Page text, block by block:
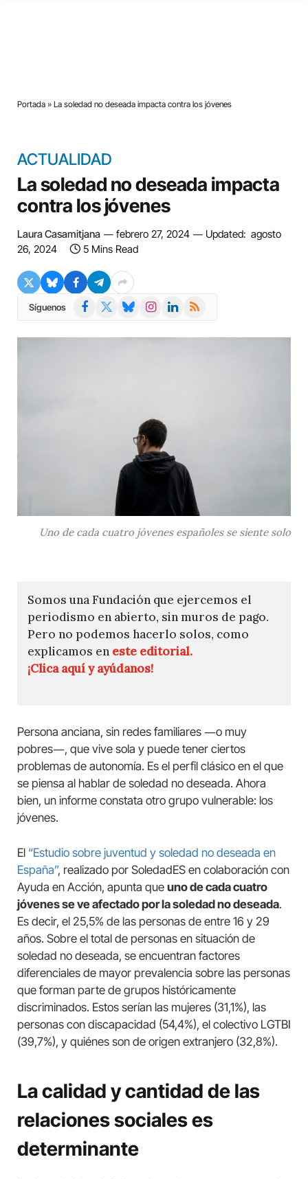
Portada » La soledad no deseada impacta contra los jóvenes
ACTUALIDAD
La soledad no deseada impacta
contra los jóvenes
Laura Casamitjana febrero 27, 2024 Updated: agosto
26, 2024
5 Mins Read
Síguenos Facebook BlueskyInstagramLinkedIn
RSS
Uno de cada cuatro jóvenes españoles se siente solo
Somos una Fundación que ejercemos el
periodismo en abierto, sin muros de pago.
Pero no podemos hacerlo solos, como
explicamos en este editorial.
¡Clica aquí y ayúdanos!
Persona anciana, sin redes familiares ―o muy
pobres―, que vive sola y puede tener ciertos
problemas de autonomía. Es el perfil clásico en el que
se piensa al hablar de soledad no deseada. Ahora
bien, un informe constata otro grupo vulnerable: los
jóvenes.
El “Estudio sobre juventud y soledad no deseada en
España”, realizado por SoledadES en colaboración con
Ayuda en Acción, apunta que uno de cada cuatro
jóvenes se ve afectado por la soledad no deseada.
Es decir, el 25,5% de las personas de entre 16 y 29
años. Sobre el total de personas en situación de
soledad no deseada, se encuentran factores
diferenciales de mayor prevalencia sobre las personas
que forman parte de grupos históricamente
discriminados. Estos serían las mujeres (31,1%), las
personas con discapacidad (54,4%), el colectivo LGTBI
(39,7%), y quiénes son de origen extranjero (32,8%).
La calidad y cantidad de las
relaciones sociales es
determinante